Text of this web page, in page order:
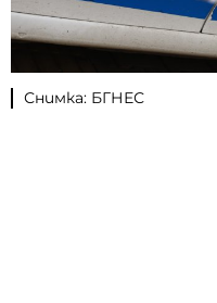
Снимка: БГНЕС